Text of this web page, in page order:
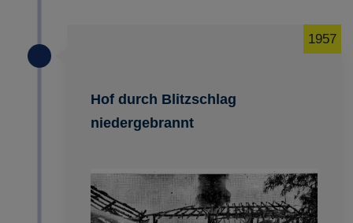
Hof durch Blitzschlag
niedergebrannt
1957